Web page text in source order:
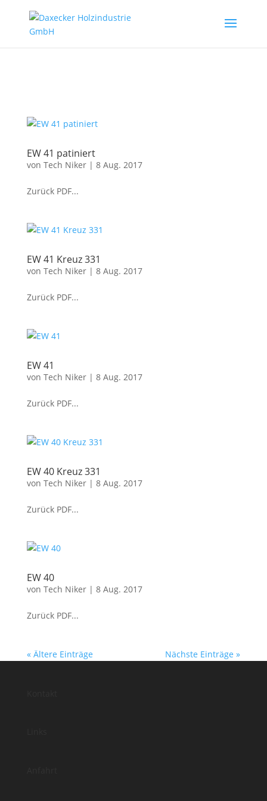
EW 41 patiniert
von Tech Niker| 8 Aug. 2017
Zurück PDF...
EW 41 Kreuz 331
von Tech Niker| 8 Aug. 2017
Zurück PDF...
EW 41
von Tech Niker| 8 Aug. 2017
Zurück PDF...
EW 40 Kreuz 331
von Tech Niker| 8 Aug. 2017
Zurück PDF...
EW 40
von Tech Niker| 8 Aug. 2017
Zurück PDF...
« Ältere Einträge Nächste Einträge »